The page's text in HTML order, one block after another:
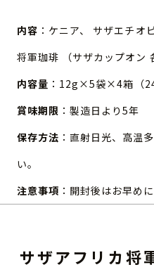
内容 ：ケニア、 サザエチオ
将軍珈琲 （サザカップオン
内容量 ：12g×5袋×4箱（
賞味期限 ：製造日より5年
保存方法 ：直射日光、高温
い。
注意事項 ：開封後はお早め
サザアフリカ将